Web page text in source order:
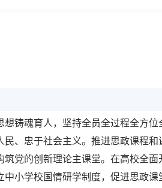
铸魂育人，坚持全员全过程全方位
、忠于社会主义。推进思政课程和
党的创新理论主课堂。在高校全面
小学校国情研学制度，促进思政课